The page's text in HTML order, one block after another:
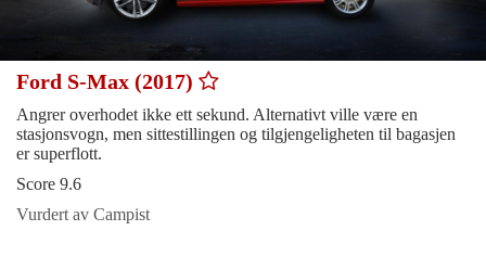
Ford S-Max (2017)
Angrer overhodet ikke ett sekund. Alternativt ville være en
stasjonsvogn, men sittestillingen og tilgjengeligheten til bagasjen
er superflott.
Score 9.6
Vurdert av Campist